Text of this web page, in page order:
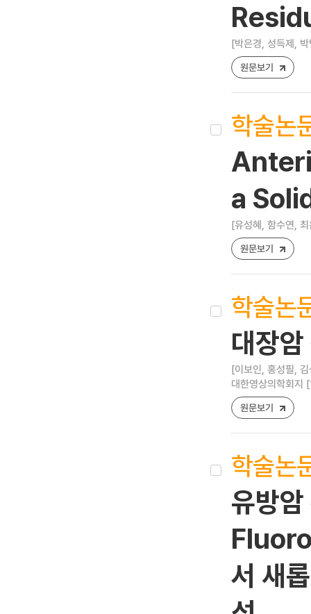
[박은경, 성득제,
원문보기
학술논
a
[유성혜, 함수연,
원문보기
학술논
대장
[이보인, 홍성필,
대한영상의학회
원문보기
학술논
유방
서 새